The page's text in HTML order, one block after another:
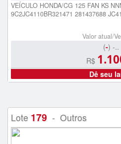
VEÍCULO HONDA/CG 125 FAN KS
9C2JC4110BR321471 281437688
Valor atual/
(-) -..
R$
Dê seu
Lote 179 - Outros